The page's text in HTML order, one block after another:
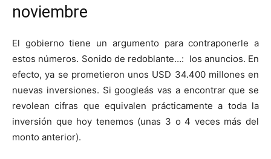
noviembre
El gobierno tiene un argumento para contraponerle a
estos números. Sonido de redoblante…: los anuncios. En
efecto, ya se prometieron unos USD 34.400 millones en
nuevas inversiones. Si googleás vas a encontrar que se
revolean cifras que equivalen prácticamente a toda la
inversión que hoy tenemos (unas 3 o 4 veces más del
monto anterior).